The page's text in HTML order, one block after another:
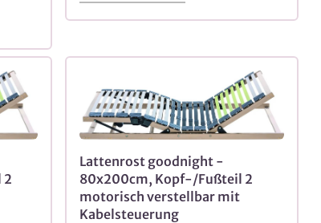
2
Lattenrost goodnight -
80x200cm, Kopf-/Fußteil 2
motorisch verstellbar mit
Kabelsteuerung